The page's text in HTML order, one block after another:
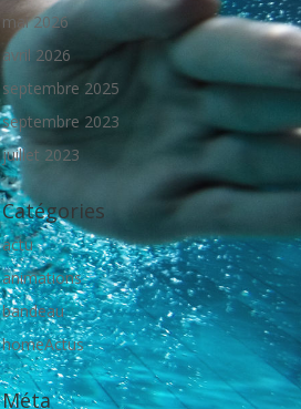
mai 2026
avril 2026
septembre 2025
septembre 2023
juillet 2023
Catégories
actu
animations
bandeau
homeActus
Méta